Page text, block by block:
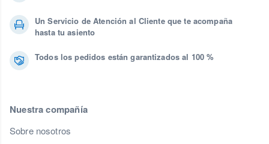
Un Servicio de Atención al Cliente que te acompaña
hasta tu asiento
Todos los pedidos están garantizados al 100 %
Nuestra compañía
Sobre nosotros